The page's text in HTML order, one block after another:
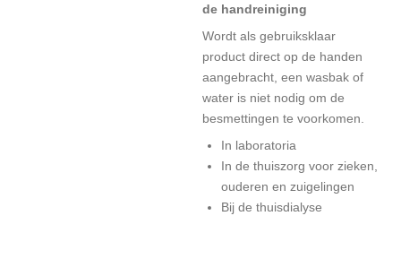
de handreiniging
Wordt als gebruiksklaar
product direct op de handen
aangebracht, een wasbak of
water is niet nodig om de
besmettingen te voorkomen.
In laboratoria
In de thuiszorg voor zieken,
ouderen en zuigelingen
Bij de thuisdialyse